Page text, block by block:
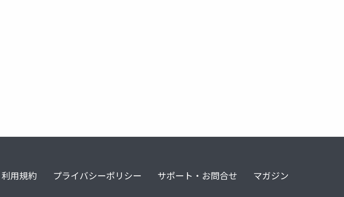
利用規約 プライバシーポリシー サポート・お問合せ マガジン